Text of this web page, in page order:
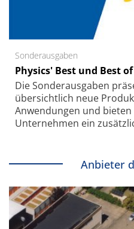
Sonderausgaben
Physics' Best und Best of
Die Sonder­ausgaben
übersichtlich neue
Anwendungen und
Unternehmen ein
Anbieter